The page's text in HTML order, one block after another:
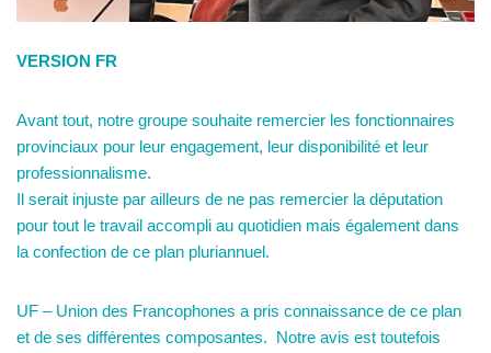
VERSION FR
Avant tout, notre groupe souhaite remercier les fonctionnaires
provinciaux pour leur engagement, leur disponibilité et leur
professionnalisme.
Il serait injuste par ailleurs de ne pas remercier la députation
pour tout le travail accompli au quotidien mais également dans
la confection de ce plan pluriannuel.
UF – Union des Francophones a pris connaissance de ce plan
et de ses différentes composantes. Notre avis est toutefois